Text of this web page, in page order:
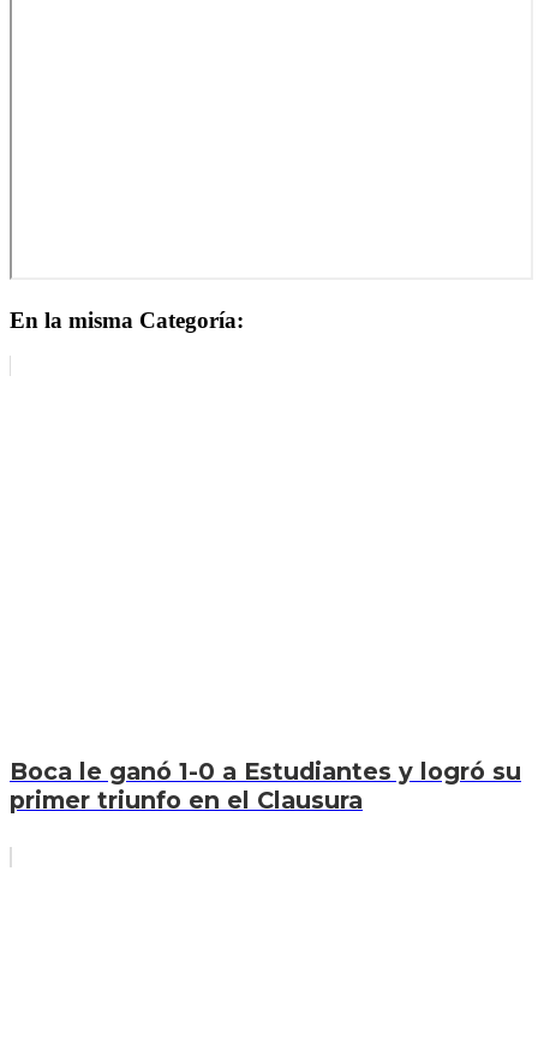
En la misma Categoría:
Boca le ganó 1-0 a Estudiantes y logró su
primer triunfo en el Clausura